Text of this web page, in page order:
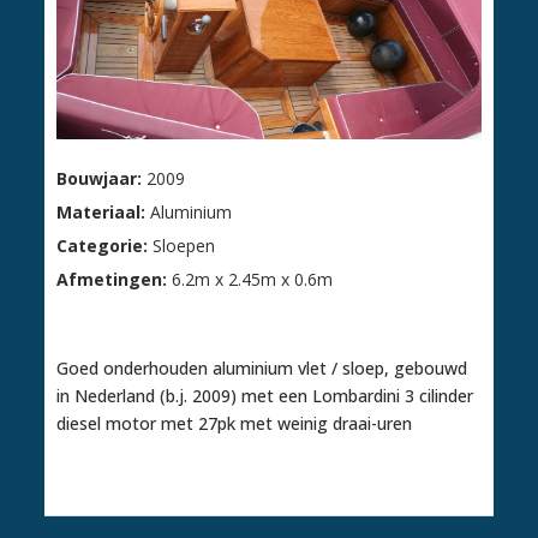
Bouwjaar: 2009
Materiaal:Aluminium
Categorie:Sloepen
Afmetingen:6.2m x 2.45m x 0.6m
Goed onderhouden aluminium vlet / sloep, gebouwd
in Nederland (b.j. 2009) met een Lombardini 3 cilinder
diesel motor met 27pk met weinig draai-uren